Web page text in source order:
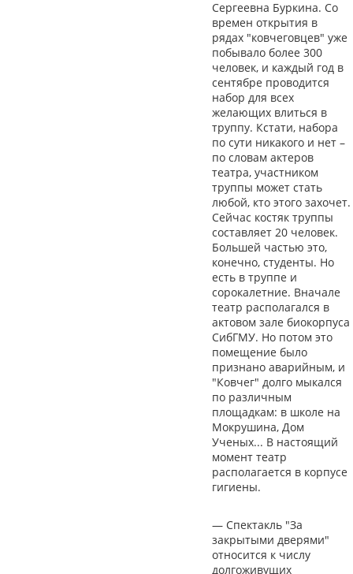
Сергеевна Буркина. Со
времен открытия в
рядах "ковчеговцев" уже
побывало более 300
человек, и каждый год в
сентябре проводится
набор для всех
желающих влиться в
труппу. Кстати, набора
по сути никакого и нет –
по словам актеров
театра, участником
труппы может стать
любой, кто этого захочет.
Сейчас костяк труппы
составляет 20 человек.
Большей частью это,
конечно, студенты. Но
есть в труппе и
сорокалетние. Вначале
театр располагался в
актовом зале биокорпуса
СибГМУ. Но потом это
помещение было
признано аварийным, и
"Ковчег" долго мыкался
по различным
площадкам: в школе на
Мокрушина, Дом
Ученых... В настоящий
момент театр
располагается в корпусе
гигиены.
— Спектакль "За
закрытыми дверями"
относится к числу
долгоживущих